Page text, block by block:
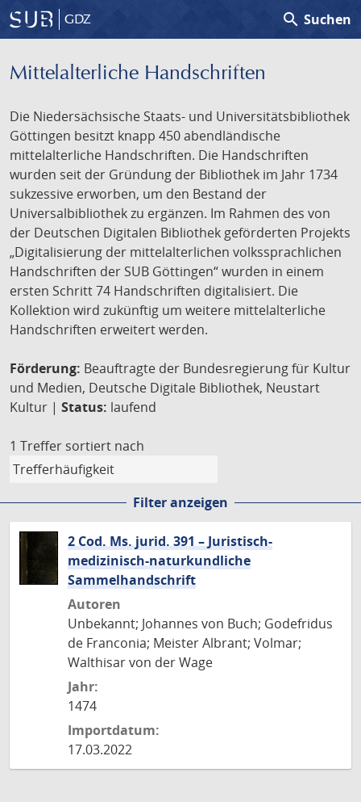
GDZ search Suchen
Mittelalterliche Handschriften
Die Niedersächsische Staats- und Universitätsbibliothek
Göttingen besitzt knapp 450 abendländische
mittelalterliche Handschriften. Die Handschriften
wurden seit der Gründung der Bibliothek im Jahr 1734
sukzessive erworben, um den Bestand der
Universalbibliothek zu ergänzen. Im Rahmen des von
der Deutschen Digitalen Bibliothek geförderten Projekts
„Digitalisierung der mittelalterlichen volkssprachlichen
Handschriften der SUB Göttingen“ wurden in einem
ersten Schritt 74 Handschriften digitalisiert. Die
Kollektion wird zukünftig um weitere mittelalterliche
Handschriften erweitert werden.
Förderung: Beauftragte der Bundesregierung für Kultur
und Medien, Deutsche Digitale Bibliothek, Neustart
Kultur | Status: laufend
1 Treffer sortiert nach
Filter anzeigen
2 Cod. Ms. jurid. 391 – Juristisch-
medizinisch-naturkundliche
Sammelhandschrift
Autoren
Unbekannt; Johannes von Buch; Godefridus
de Franconia; Meister Albrant; Volmar;
Walthisar von der Wage
Jahr:
1474
Importdatum:
17.03.2022